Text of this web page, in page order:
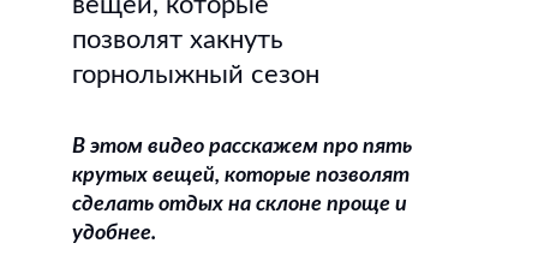
позволят хакнуть
горнолыжный сезон
В этом видео расскажем про пять
крутых вещей, которые позволят
сделать отдых на склоне проще и
удобнее.